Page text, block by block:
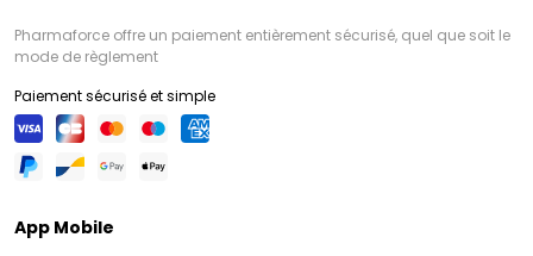
Pharmaforce offre un paiement entièrement sécurisé, quel que soit le
mode de règlement
Paiement sécurisé et simple
App Mobile